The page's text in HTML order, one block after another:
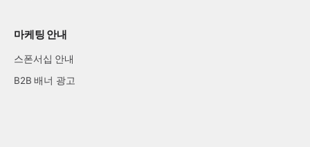
마케팅 안내
스폰서십 안내
B2B 배너 광고